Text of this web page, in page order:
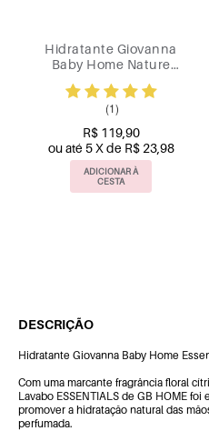
Hidratante Giovanna
Baby Home Nature
(1)
R$ 119,90
ou até 5 X de R$ 23,98
ADICIONAR À
CESTA
DESCRIÇÃO
Hidratante Giovanna Baby Home
Com uma marcante fragrância floral
Lavabo ESSENTIALS de GB HOME
promover a hidratação natural das
perfumada.